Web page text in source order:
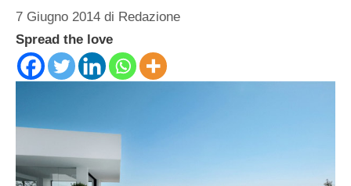
7 Giugno 2014 di Redazione
Spread the love